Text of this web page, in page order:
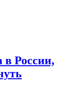
в России,